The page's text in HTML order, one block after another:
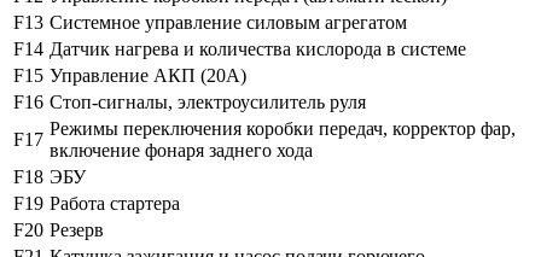
F13 Системное управление силовым агрегатом
F14 Датчик нагрева и количества кислорода в системе
F15 Управление АКП (20А)
F16 Стоп-сигналы, электроусилитель руля
F17
Режимы переключения коробки передач, корректор фар,
включение фонаря заднего хода
F18 ЭБУ
F19 Работа стартера
F20 Резерв